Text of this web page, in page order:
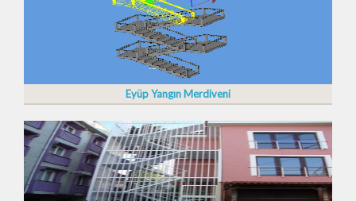
Eyüp Yangın Merdiveni